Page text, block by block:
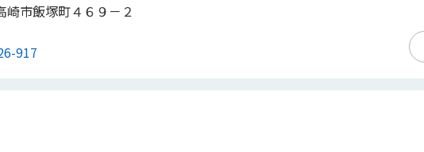
崎市飯塚町４６９－２
917